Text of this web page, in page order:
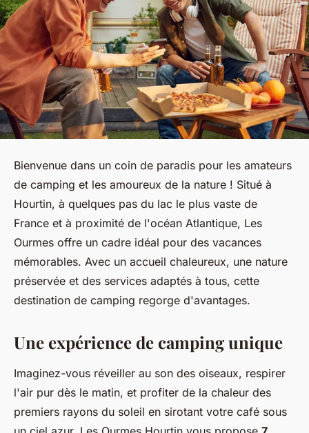
Bienvenue dans un coin de paradis pour les amateurs
de camping et les amoureux de la nature ! Situé à
Hourtin, à quelques pas du lac le plus vaste de
France et à proximité de l'océan Atlantique, Les
Ourmes offre un cadre idéal pour des vacances
mémorables. Avec un accueil chaleureux, une nature
préservée et des services adaptés à tous, cette
destination de camping regorge d'avantages.
Une expérience de camping unique
Imaginez-vous réveiller au son des oiseaux, respirer
l'air pur dès le matin, et profiter de la chaleur des
premiers rayons du soleil en sirotant votre café sous